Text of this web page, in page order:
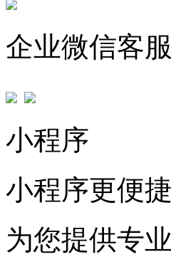
企业微信客服
小程序
小程序更便
为您提供专